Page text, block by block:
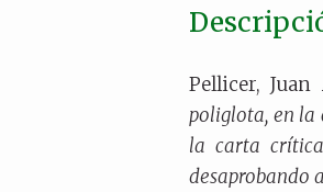
Pellicer,
poliglota, en la
la carta
desaprobando